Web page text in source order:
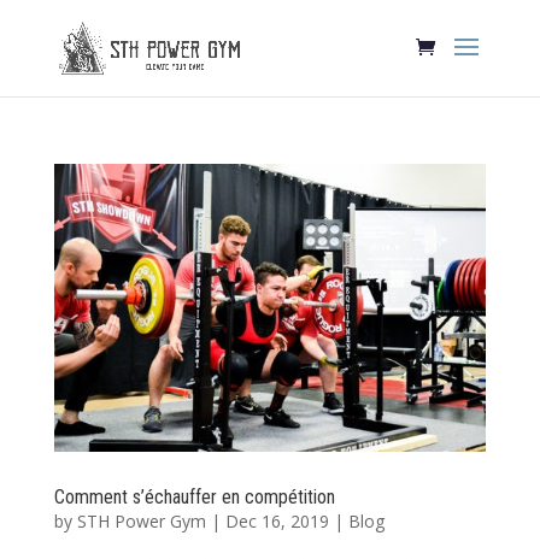
Comment s’échauffer en compétition
by STH Power Gym | Dec 16, 2019 | Blog